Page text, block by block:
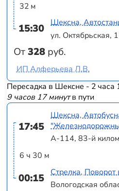
32 м
15:30
От328 руб.
Шексна,
ул. Октябрьская,
ИП Алферьева Л.В.
Пересадка в Шексне - 2 часа
9 часов 17 минутв пути
17:45
6 ч 30 м
00:15
Шексна,
А-114, 83-й
Стрелка,
Вологодская